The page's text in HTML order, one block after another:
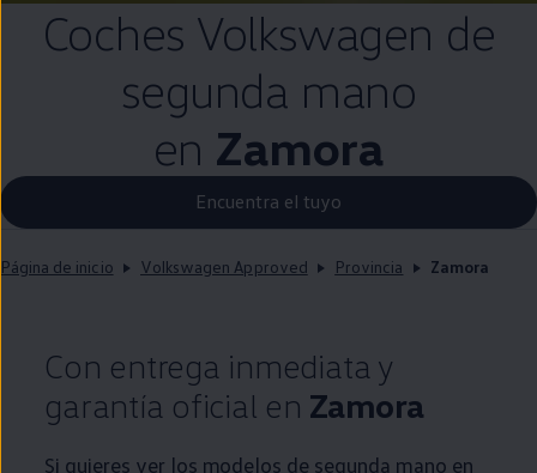
Coches Volkswagen de
segunda mano
en Zamora
Encuentra el tuyo
Página de inicio Volkswagen Approved Provincia Zamora
Con entrega inmediata y
garantía oficial en Zamora
Si quieres ver los modelos de segunda mano en